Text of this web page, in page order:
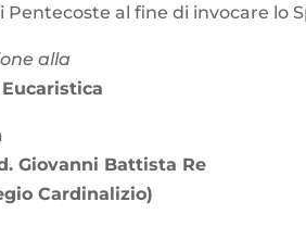
Pentecoste al fine di invocare lo
alla
Giovanni Battista Re
Cardinalizio)